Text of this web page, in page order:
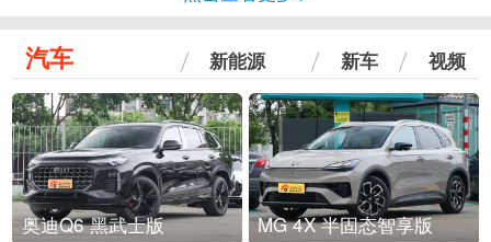
汽车 新能源 新车 视频
奥迪Q6 黑武士版 MG 4X 半固态智享版